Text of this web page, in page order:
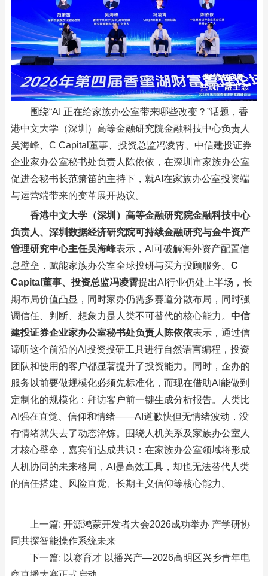
围绕“AI 正在给家族办公室带来哪些改变？”话题，香
港中文大学（深圳）高等金融研究院金融科技中心负责人
吴海峰、C Capital董事、投资总监冯凌霄、中信建投证券
企业家办公室秘书处负责人陈依依，在深圳市家族办公室
促进会秘书长范箫笛的主持下，就AI在家族办公室投资端
与运营端带来的变革展开热议。
香港中文大学（深圳）高等金融研究院金融科技中心
负责人、深圳数据经济研究院可持续金融研究与金牛资产
管理研究中心主任吴海峰表示，AI可破解海外资产配置信
息壁垒，赋能家族办公室全球投研与买方投顾服务。 C
Capital董事、投资总监冯凌霄提出AI行业仍处上半场，长
期布局价值凸显，同时家办仍需多赛道分散布局，同时强
调信任、判断、想象力是人类不可替代的核心能力。 中信
建投证券企业家办公室秘书处负责人陈依依表示，通过信
谛听这个前沿的AI投资投研工具进行自然语言编程，投资
团队和使用的客户都显著提升了投资能力。同时，企办的
服务以前要做规模化必须先标准化，而现在借助AI能做到
定制化的规模化：拜访客户前一键生成分析报告。人类比
AI强在直觉、信仰和情绪——AI道歉快但无情绪波动，没
有情绪就失去了动态淬炼。围绕人机关系及家族办公室人
才核心壁垒，嘉宾们达成共识：在家族办公室领域将形成
人机协同的未来格局，AI是高效工具，却也无法替代人类
的信任搭建、风险直觉、长期主义信仰等核心能力。
上一篇: 开源鸿蒙开发者大会2026成功举办 产学研协
同共探智能操作系统未来
下一篇: 以赛育才 以播兴产—2026高明区兴乡青年电